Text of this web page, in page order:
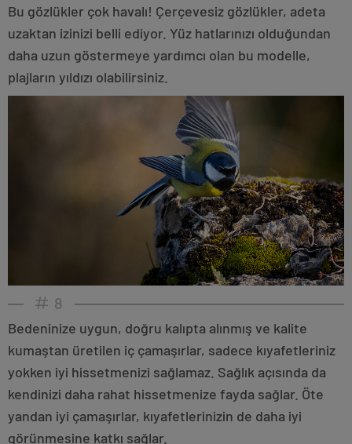
Bu gözlükler çok havalı! Çerçevesiz gözlükler, adeta
uzaktan izinizi belli ediyor. Yüz hatlarınızı olduğundan
daha uzun göstermeye yardımcı olan bu modelle,
plajların yıldızı olabilirsiniz.
8
Bedeninize uygun, doğru kalıpta alınmış ve kalite
kumaştan üretilen iç çamaşırlar, sadece kıyafetleriniz
yokken iyi hissetmenizi sağlamaz. Sağlık açısında da
kendinizi daha rahat hissetmenize fayda sağlar. Öte
yandan iyi çamaşırlar, kıyafetlerinizin de daha iyi
görünmesine katkı sağlar.